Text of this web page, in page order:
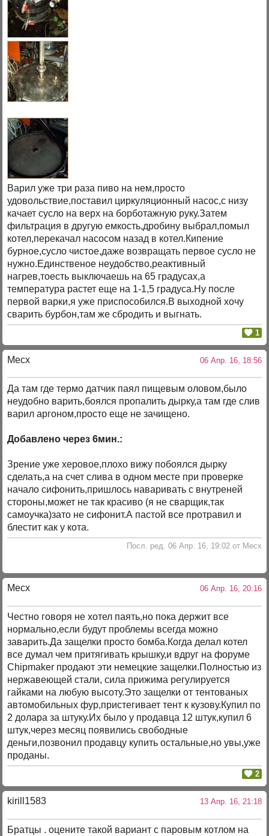
Варил уже три раза пиво на нем,просто
удовольствие,поставил циркуляционный насос,с низу
качает сусло на верх на борботажную руку.Затем
фильтрация в другую емкость,дробину выбрал,помыл
котел,перекачал насосом назад в котел.Кипение
бурное,сусло чистое,даже возвращать первое сусло не
нужно.Единственое неудобство,реактивный
нагрев,тоесть выключаешь на 65 градусах,а
температура растет еще на 1-1,5 градуса.Ну после
первой варки,я уже приспособился.В выходной хочу
сварить бурбон,там же сбродить и выгнать.
1
Mecx 06 Апр. 16, 18:56
Да там где термо датчик паял пищевым оловом,было
неудобно варить,боялся пропалить дырку,а там где слив
варил аргоном,просто еще не зачищено.
Добавлено через 6мин.:
Зрение уже херовое,плохо вижу побоялся дырку
сделать,а на счет слива в одном месте при проверке
начало сифонить,пришлось наваривать с внутреней
стороны,может не так красиво (я не сварщик,так
самоучка)зато не сифонит.А пастой все протравил и
блестит как у кота.
Посл. ред. 06 Апр. 16, 19:02 от Mecx
Mecx 06 Апр. 16, 20:16
Честно говоря не хотел паять,но пока держит все
нормально,если будут проблемы всегда можно
заварить.Да защелки просто бомба.Когда делал котел
все думал чем притягивать крышку,и вдруг на форуме
Chipmaker продают эти немецкие защелки.Полностью из
нержавеющей стали, сила прижима регулируется
гайками на любую высоту.Это защелки от тентованых
автомобильных фур,пристегивает тент к кузову.Купил по
2 долара за штуку.Их было у продавца 12 штук,купил 6
штук,через месяц появились свободные
деньги,позвонил продавцу купить остальные,но увы,уже
проданы.
2
kirill1583 13 Апр. 16, 21:18
Братцы . оцените такой вариант с паровым котлом на